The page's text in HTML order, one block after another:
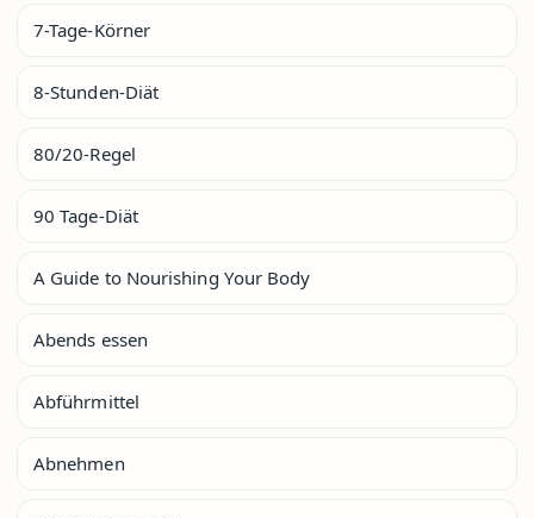
7-Tage-Körner
8-Stunden-Diät
80/20-Regel
90 Tage-Diät
A Guide to Nourishing Your Body
Abends essen
Abführmittel
Abnehmen